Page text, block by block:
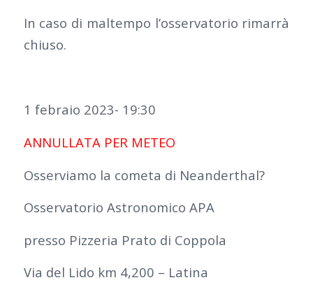
In caso di maltempo l’osservatorio rimarrà
chiuso.
1 febraio 2023- 19:30
ANNULLATA PER METEO
Osserviamo la cometa di Neanderthal?
Osservatorio Astronomico APA
presso Pizzeria Prato di Coppola
Via del Lido km 4,200 – Latina